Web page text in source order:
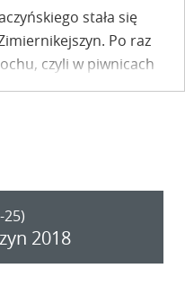
stała się
Po raz
czyli w piwnicach
możemy zobaczyć
25)
2018